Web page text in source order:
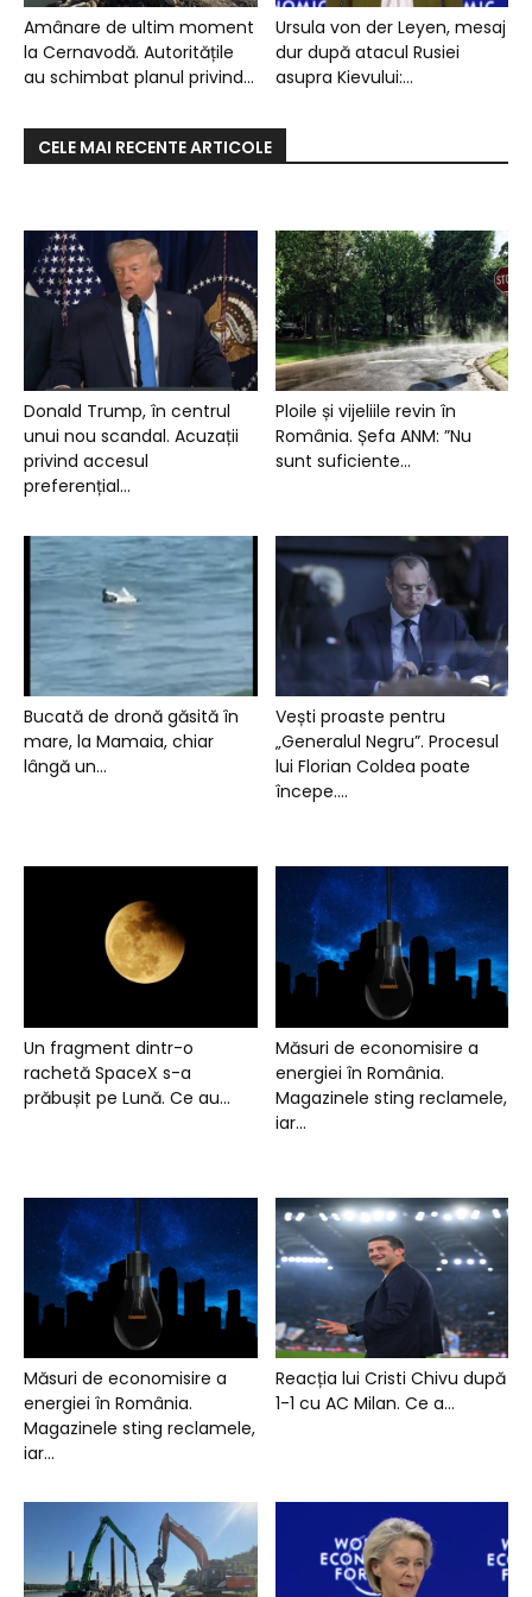
Amânare de ultim moment
la Cernavodă. Autoritățile
au schimbat planul privind...
Ursula von der Leyen, mesaj
dur după atacul Rusiei
asupra Kievului:...
CELE MAI RECENTE ARTICOLE
Donald Trump, în centrul
unui nou scandal. Acuzații
privind accesul
preferențial...
Ploile și vijeliile revin în
România. Șefa ANM: ”Nu
sunt suficiente...
Bucată de dronă găsită în
mare, la Mamaia, chiar
lângă un...
Vești proaste pentru
„Generalul Negru”. Procesul
lui Florian Coldea poate
începe....
Un fragment dintr-o
rachetă SpaceX s-a
prăbușit pe Lună. Ce au...
Măsuri de economisire a
energiei în România.
Magazinele sting reclamele,
iar...
Măsuri de economisire a
energiei în România.
Magazinele sting reclamele,
iar...
Reacția lui Cristi Chivu după
1-1 cu AC Milan. Ce a...